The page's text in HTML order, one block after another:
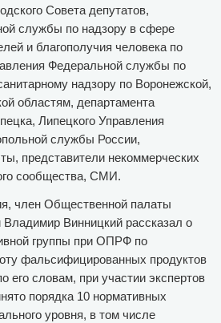
Совета депутатов,
службы по надзору в сфере
и благополучия человека по
Федеральной службы по
надзору по Воронежской,
областям, департамента
Липецкого Управления
службы России,
представители некоммерческих
сообщества, СМИ.
член Общественной палаты
Винницкий рассказал о
группы при ОПРФ по
фальсифицированных продуктов
его словам, при участии экспертов
порядка 10 нормативных
уровня, в том числе